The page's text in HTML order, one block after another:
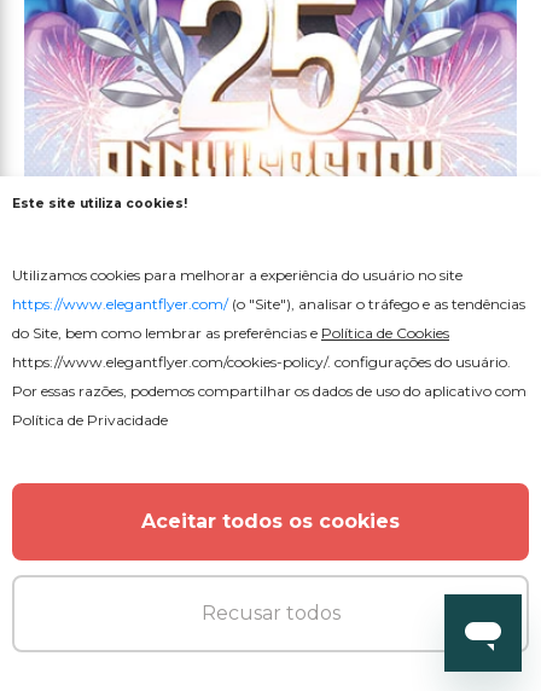
Premium PSD
Aniversário V02
Este site utiliza cookies!
Utilizamos cookies para melhorar a experiência do usuário no site
https://www.elegantflyer.com/(o "Site"), analisar o tráfego e as tendências
do Site, bem como lembrar as preferências e Política de Cookies
https://www.elegantflyer.com/cookies-policy/. configurações do usuário.
Por essas razões, podemos compartilhar os dados de uso do aplicativo com
Política de Privacidade
Aceitar todos os cookies
Recusar todos